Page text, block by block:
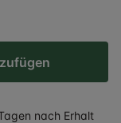
nach Erhalt